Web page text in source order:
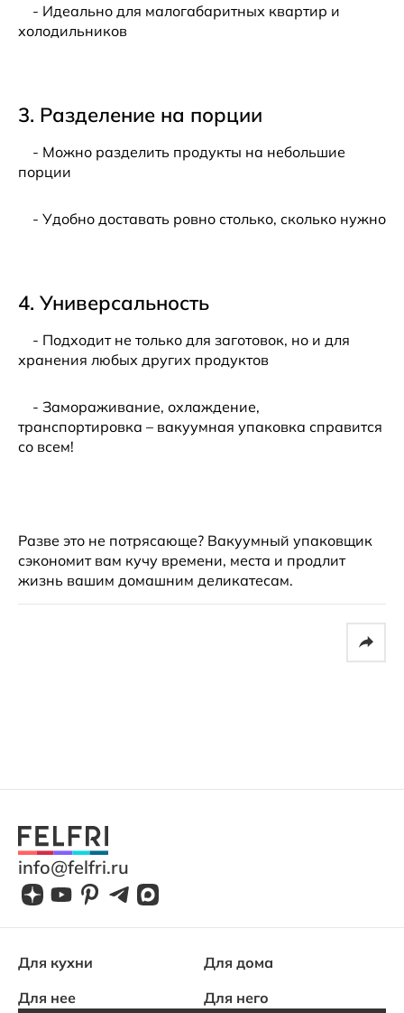
- Идеально для малогабаритных квартир и
холодильников
3. Разделение на порции
- Можно разделить продукты на небольшие
порции
- Удобно доставать ровно столько, сколько нужно
4. Универсальность
- Подходит не только для заготовок, но и для
хранения любых других продуктов
- Замораживание, охлаждение,
транспортировка – вакуумная упаковка справится
со всем!
Разве это не потрясающе? Вакуумный упаковщик
сэкономит вам кучу времени, места и продлит
жизнь вашим домашним деликатесам.
info@felfri.ru
Для кухни
Для дома
Для нее
Для него